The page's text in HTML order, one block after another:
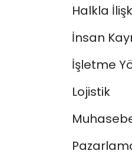
Halkla
İnsan
İşletme
Lojistik